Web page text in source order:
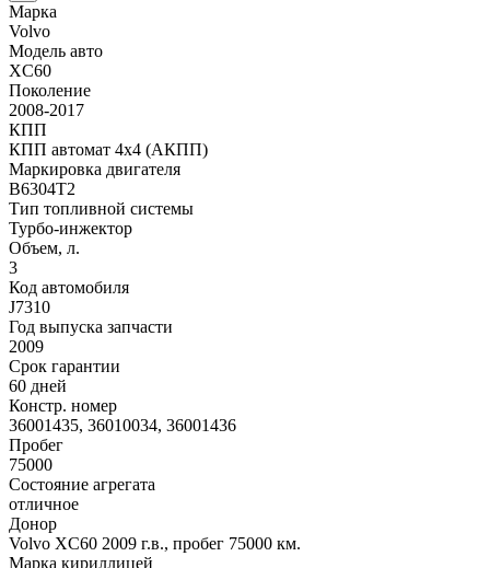
Марка
Volvo
Модель авто
XC60
Поколение
2008-2017
КПП
КПП автомат 4х4 (АКПП)
Маркировка двигателя
B6304T2
Тип топливной системы
Турбо-инжектор
Объем, л.
3
Код автомобиля
J7310
Год выпуска запчасти
2009
Срок гарантии
60 дней
Констр. номер
36001435, 36010034, 36001436
Пробег
75000
Состояние агрегата
отличное
Донор
Volvo XC60 2009 г.в., пробег 75000 км.
Марка кириллицей